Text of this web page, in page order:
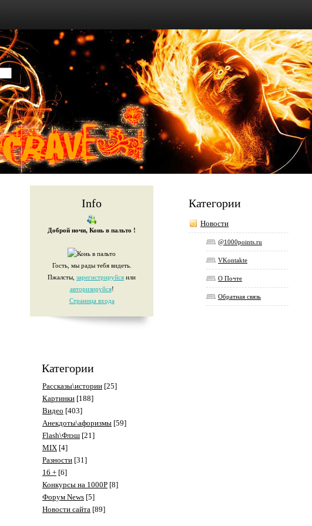
Info
Доброй ночи, Конь в пальто !
Гость, мы рады тебя видеть.
Пжалсты, зарегистрируйся или
авторизируйся!
Страница входа
Категории
Рассказы\истории [25]
Картинки [188]
Видео [403]
Анекдоты\афоризмы [59]
Flash\Флэш [21]
MIX [4]
Разности [31]
16 + [6]
Конкурсы на 1000P [8]
Форум News [5]
Новости сайта [89]
Категории
Новости
@1000points.ru
VKontakte
О Почте
Обратная связь